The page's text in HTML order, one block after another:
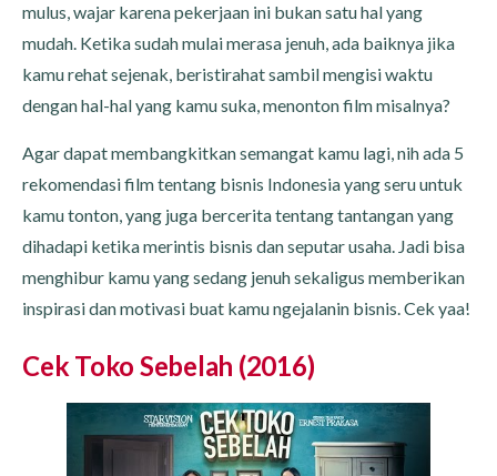
mulus, wajar karena pekerjaan ini bukan satu hal yang
mudah. Ketika sudah mulai merasa jenuh, ada baiknya jika
kamu rehat sejenak, beristirahat sambil mengisi waktu
dengan hal-hal yang kamu suka, menonton film misalnya?
Agar dapat membangkitkan semangat kamu lagi, nih ada 5
rekomendasi film tentang bisnis Indonesia yang seru untuk
kamu tonton, yang juga bercerita tentang tantangan yang
dihadapi ketika merintis bisnis dan seputar usaha. Jadi bisa
menghibur kamu yang sedang jenuh sekaligus memberikan
inspirasi dan motivasi buat kamu ngejalanin bisnis. Cek yaa!
Cek Toko Sebelah (2016)